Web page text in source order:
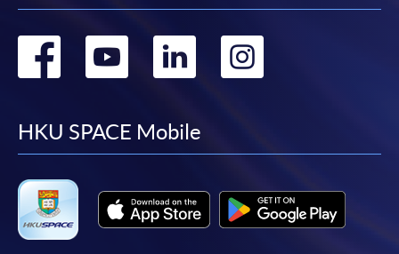
某些課程須甄選入學，並要求申請人上載課程網頁
中指定所須文件(如學歷證明)。系統只支援doc,
docx, jpg 和pdf格式之附件。
繳交所需費用
繳費靈網上服務- 申請人須先開立繳費靈戶口及設
定繳費靈網上密碼。有關如何申請繳費靈戶口及密
Go
facebook
Go
youtube
Go
linkedin
Go
HKU SPACE Mobile